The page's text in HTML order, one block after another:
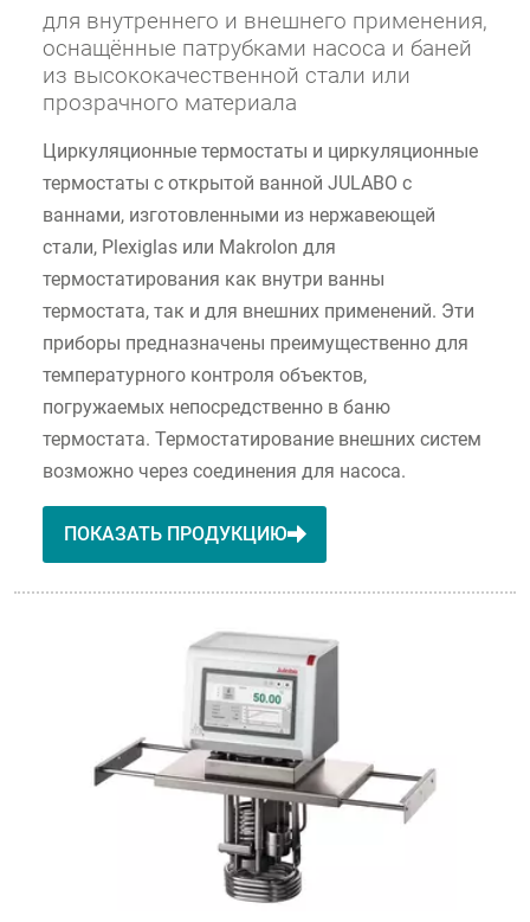
для внутреннего и внешнего применения,
оснащённые патрубками насоса и баней
из высококачественной стали или
прозрачного материала
Циркуляционные термостаты и циркуляционные
термостаты с открытой ванной JULABO с
ваннами, изготовленными из нержавеющей
стали, Plexiglas или Makrolon для
термостатирования как внутри ванны
термостата, так и для внешних применений. Эти
приборы предназначены преимущественно для
температурного контроля объектов,
погружаемых непосредственно в баню
термостата. Термостатирование внешних систем
возможно через соединения для насоса.
ПОКАЗАТЬ ПРОДУКЦИЮ